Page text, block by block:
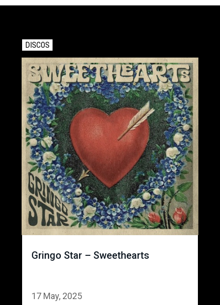
DISCOS
Gringo Star – Sweethearts
17 May, 2025